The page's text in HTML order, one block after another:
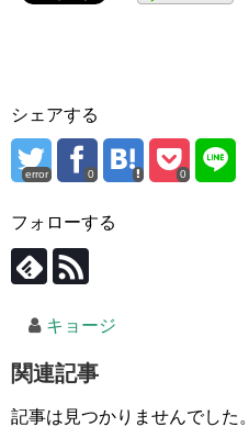
シェアする
error 0 0
フォローする
キョージ
関連記事
記事は見つかりませんでした。